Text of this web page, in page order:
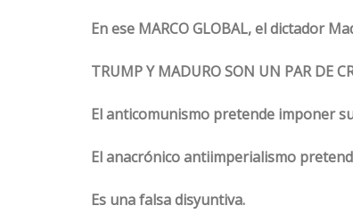
En ese MARCO GLOBAL, el dictador
TRUMP Y MADURO SON UN PAR DE
El anticomunismo pretende imponer
El anacrónico antiimperialismo
Es una falsa disyuntiva.